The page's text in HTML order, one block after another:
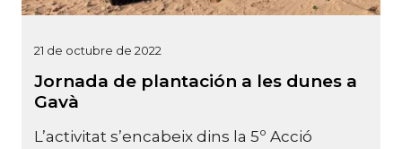
21 de octubre de 2022
Jornada de plantación a les dunes a
Gavà
L’activitat s’encabeix dins la 5º Acció